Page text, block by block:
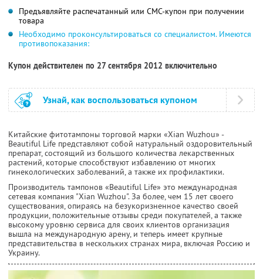
Предъявляйте распечатанный или СМС-купон при получении
товара
Необходимо проконсультироваться со специалистом. Имеются
противопоказания:
Купон действителен по 27 сентября 2012 включительно
Узнай, как воспользоваться купоном
Китайские фитотампоны торговой марки «Xian Wuzhou» -
Beautiful Life представляют собой натуральный оздоровительный
препарат, состоящий из большого количества лекарственных
растений, которые способствуют избавлению от многих
гинекологических заболеваний, а также их профилактики.
Производитель тампонов «Beautiful Life» это международная
сетевая компания "Xian Wuzhou". За более, чем 15 лет своего
существования, опираясь на безукоризненное качество своей
продукции, положительные отзывы среди покупателей, а также
высокому уровню сервиса для своих клиентов организация
вышла на международную арену, и теперь имеет крупные
представительства в нескольких странах мира, включая Россию и
Украину.